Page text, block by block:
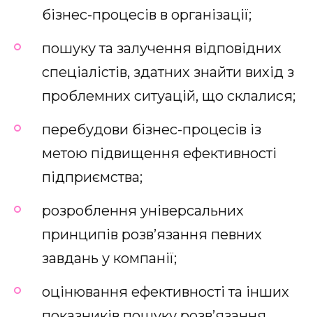
бізнес-процесів в організації;
пошуку та залучення відповідних
спеціалістів, здатних знайти вихід з
проблемних ситуацій, що склалися;
перебудови бізнес-процесів із
метою підвищення ефективності
підприємства;
розроблення універсальних
принципів розв’язання певних
завдань у компанії;
оцінювання ефективності та інших